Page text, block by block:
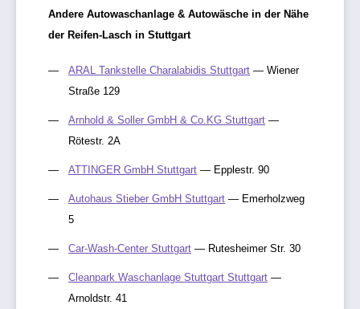
Andere Autowaschanlage & Autowäsche in der Nähe
der Reifen-Lasch in Stuttgart
ARAL Tankstelle Charalabidis Stuttgart — Wiener
Straße 129
Arnhold & Soller GmbH & Co.KG Stuttgart —
Rötestr. 2A
ATTINGER GmbH Stuttgart — Epplestr. 90
Autohaus Stieber GmbH Stuttgart — Emerholzweg
5
Car-Wash-Center Stuttgart — Rutesheimer Str. 30
Cleanpark Waschanlage Stuttgart Stuttgart —
Arnoldstr. 41